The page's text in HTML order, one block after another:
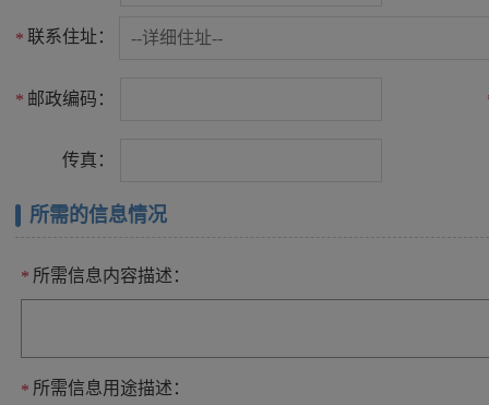
* 联系住址：
* 邮政编码：
传真：
所需的信息情况
* 所需信息内容描述：
* 所需信息用途描述：